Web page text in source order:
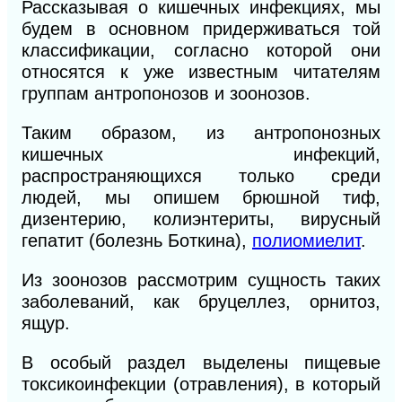
Рассказывая о кишечных инфекциях, мы
будем в основном придерживаться той
классификации, согласно которой они
относятся к уже известным читателям
группам антропонозов и зоонозов.
Таким образом, из антропонозных
кишечных инфекций,
распространяющихся только среди
людей, мы опишем брюшной тиф,
дизентерию, колиэнтериты, вирусный
гепатит (болезнь Боткина), полиомиелит.
Из зоонозов рассмотрим сущность таких
заболеваний, как бруцеллез, орнитоз,
ящур.
В особый раздел выделены пищевые
токсикоинфекции (отравления), в который